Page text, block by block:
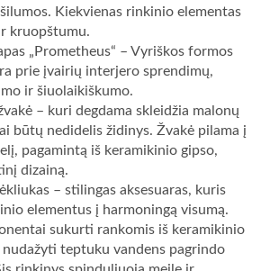
Kiekvienas rinkinio elementas
kruopštumu.
„Prometheus“ – Vyriškos formos
prie įvairių interjero sprendimų,
ir šiuolaikiškumo.
– kuri degdama skleidžia malonų
būtų nedidelis židinys. Žvakė pilama į
pagamintą iš keramikinio gipso,
dizainą.
– stilingas aksesuaras, kuris
elementus į harmoningą visumą.
sukurti rankomis iš keramikinio
teptuku vandens pagrindo